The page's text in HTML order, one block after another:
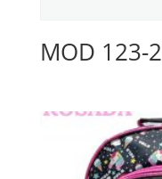
MOD 123-2